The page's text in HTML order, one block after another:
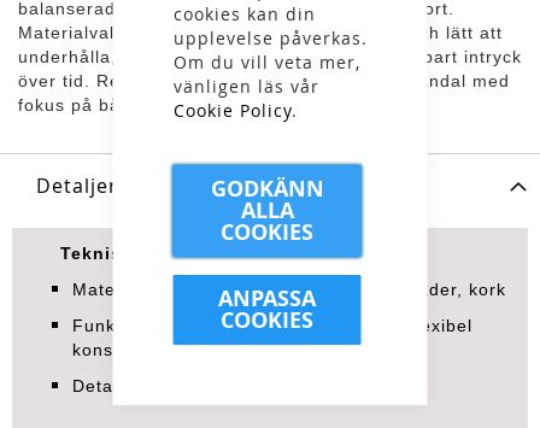
cookies kan din
upplevelse påverkas.
Om du vill veta mer,
vänligen läs vår
Cookie Policy.
GODKÄNN
ALLA
COOKIES
ANPASSA
COOKIES
balanserad kombination av slitstyrka och komfort.
Materialvalen gör sandalen både funktionell och lätt att
underhålla, samtidigt som de bidrar till ett hållbart intryck
över tid. Resultatet är en mångsidig sommarsandal med
fokus på både användning och känsla.
Detaljer
Tekniska specifikationer
Material: EVA (ethylene vinyl acetate), läder, kork
Funktioner: ergonomisk sula, lätt vikt, flexibel
konstruktion
Detaljer: ovandel i läder, korksula